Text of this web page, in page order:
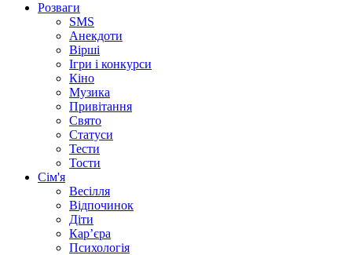
Розваги
SMS
Анекдоти
Вірші
Ігри і конкурси
Кіно
Музика
Привітання
Свято
Статуси
Тести
Тости
Сім'я
Весілля
Відпочинок
Діти
Кар’єра
Психологія